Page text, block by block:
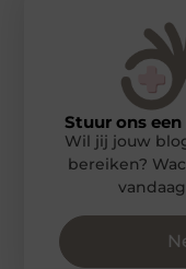
Stuur ons
Wil jij jouw
bereiken?